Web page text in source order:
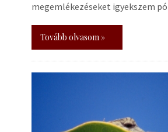
megemlékezéseket igyekszem
Tovább olvasom »